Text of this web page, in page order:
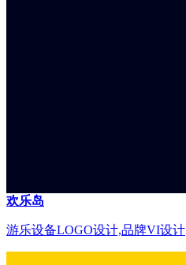
欢乐岛
游乐设备LOGO设计,品牌VI设计